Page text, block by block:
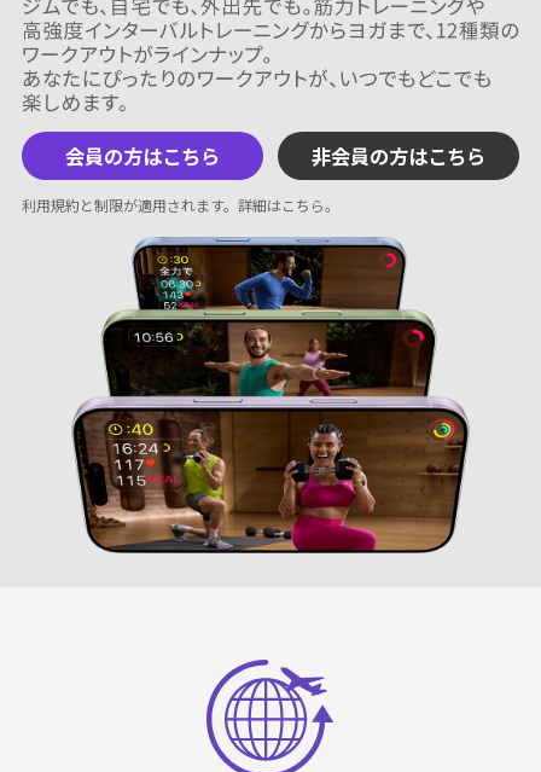
会員の方はこちら 非会員の方はこちら
利用規約と制限が適用されます。 詳細はこちら。